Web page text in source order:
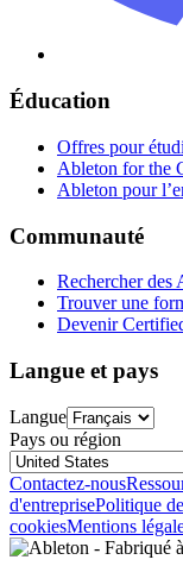
Éducation
Offres pour
Ableton for the
Ableton pour
Communauté
Rechercher des
Trouver une
Devenir
Langue et pays
Langue
Pays ou région
Contactez-nous
d'entreprisePolitique
cookiesMentions